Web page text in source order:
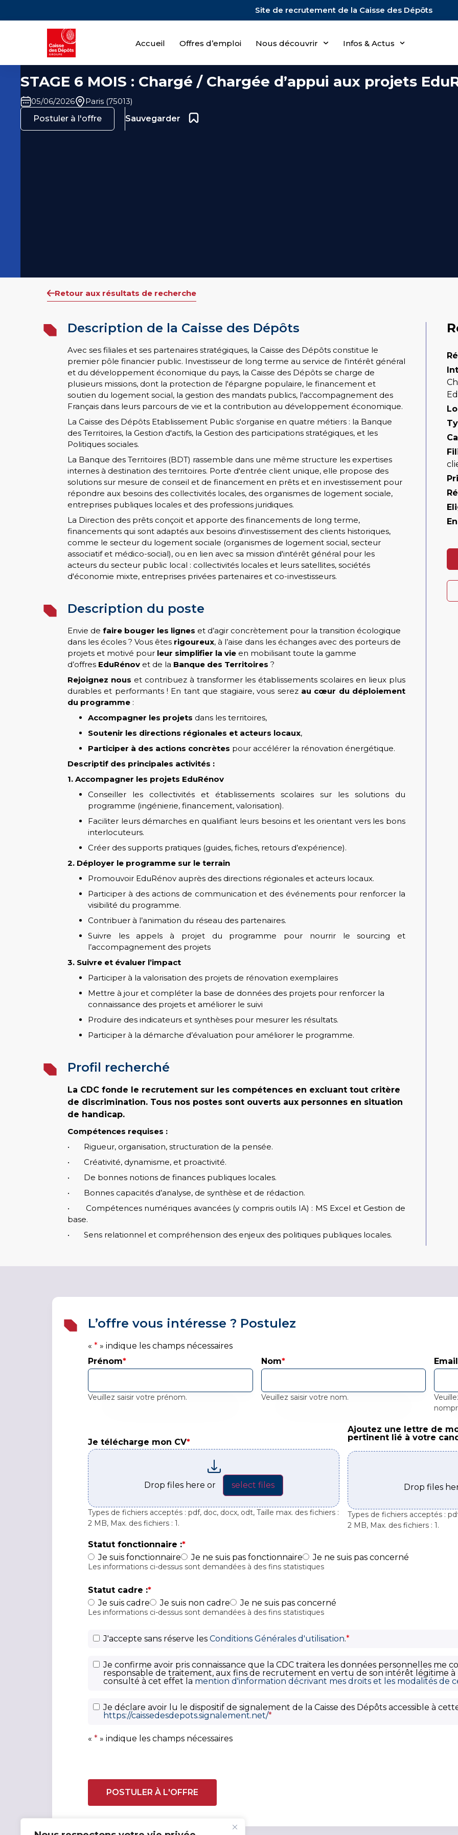
Site de recrutement de la Caisse des Dépôts
Accueil Offres d’emploi Nous découvrir Infos & Actus
STAGE 6 MOIS : Chargé / Chargée d’appui aux projets
05/06/2026
Paris (75013)
Postuler à l'offre
Sauvegarder Ajouter aux favoris
Retour aux résultats de recherche
Description de la Caisse des Dépôts
Avec ses filiales et ses partenaires stratégiques, la Caisse des Dépôts constitue le
premier pôle financier public. Investisseur de long terme au service de l'intérêt général
et du développement économique du pays, la Caisse des Dépôts se charge de
plusieurs missions, dont la protection de l'épargne populaire, le financement et
soutien du logement social, la gestion des mandats publics, l'accompagnement des
Français dans leurs parcours de vie et la contribution au développement économique.
La Caisse des Dépôts Etablissement Public s'organise en quatre métiers : la Banque
des Territoires, la Gestion d'actifs, la Gestion des participations stratégiques, et les
Politiques sociales.
La Banque des Territoires (BDT) rassemble dans une même structure les expertises
internes à destination des territoires. Porte d'entrée client unique, elle propose des
solutions sur mesure de conseil et de financement en prêts et en investissement pour
répondre aux besoins des collectivités locales, des organismes de logement sociale,
entreprises publiques locales et des professions juridiques.
La Direction des prêts conçoit et apporte des financements de long terme,
financements qui sont adaptés aux besoins d'investissement des clients historiques,
comme le secteur du logement sociale (organismes de logement social, secteur
associatif et médico-social), ou en lien avec sa mission d'intérêt général pour les
acteurs du secteur public local : collectivités locales et leurs satellites, sociétés
d'économie mixte, entreprises privées partenaires et co-investisseurs.
Description du poste
Envie de faire bouger les lignes et d’agir concrètement pour la transition écologique
dans les écoles ? Vous êtes rigoureux, à l’aise dans les échanges avec des porteurs de
projets et motivé pour leur simplifier la vie en mobilisant toute la gamme
d’offres EduRénov et de la Banque des Territoires ?
Rejoignez nous et contribuez à transformer les établissements scolaires en lieux plus
durables et performants ! En tant que stagiaire, vous serez au cœur du déploiement
du programme :
Accompagner les projets dans les territoires,
Soutenir les directions régionales et acteurs locaux,
Participer à des actions concrètes pour accélérer la rénovation énergétique.
Descriptif des principales activités :
1. Accompagner les projets EduRénov
Conseiller les collectivités et établissements scolaires sur les solutions du
programme (ingénierie, financement, valorisation).
Faciliter leurs démarches en qualifiant leurs besoins et les orientant vers les bons
interlocuteurs.
Créer des supports pratiques (guides, fiches, retours d’expérience).
2. Déployer le programme sur le terrain
Promouvoir EduRénov auprès des directions régionales et acteurs locaux.
Participer à des actions de communication et des événements pour renforcer la
visibilité du programme.
Contribuer à l’animation du réseau des partenaires.
Suivre les appels à projet du programme pour nourrir le sourcing et
l’accompagnement des projets
3. Suivre et évaluer l’impact
Participer à la valorisation des projets de rénovation exemplaires
Mettre à jour et compléter la base de données des projets pour renforcer la
connaissance des projets et améliorer le suivi
Produire des indicateurs et synthèses pour mesurer les résultats.
Participer à la démarche d’évaluation pour améliorer le programme.
Profil recherché
La CDC fonde le recrutement sur les compétences en excluant tout critère
de discrimination. Tous nos postes sont ouverts aux personnes en situation
de handicap.
Compétences requises :
• Rigueur, organisation, structuration de la pensée.
• Créativité, dynamisme, et proactivité.
• De bonnes notions de finances publiques locales.
• Bonnes capacités d’analyse, de synthèse et de rédaction.
• Compétences numériques avancées (y compris outils IA) : MS Excel et Gestion de
base.
• Sens relationnel et compréhension des enjeux des politiques publiques locales.
L’offre vous intéresse ? Postulez
« * » indique les champs nécessaires
Prénom*
Veuillez saisir votre prénom.
Nom*
Veuillez saisir votre nom.
Email
Je télécharge mon CV*
Drop files here or select files
Types de fichiers acceptés : pdf, doc, docx, odt, Taille max. des fichiers :
2 MB, Max. des fichiers : 1.
Ajoutez une lettre de
Ajoutez une lettre de
pertinent lié à votre
Drop files
Types de fichiers acceptés :
2 MB, Max. des fichiers : 1.
Statut fonctionnaire :*
Je suis fonctionnaire
Je ne suis pas fonctionnaire Je ne suis pas concerné
Les informations ci-dessus sont demandées à des fins statistiques
Statut cadre :*
Je suis cadre
Je suis non cadre Je ne suis pas concerné
Les informations ci-dessus sont demandées à des fins statistiques
C
U
J'accepte sans réserve les Conditions Générales d'utilisation.*
c
n
Je confirme avoir pris connaissance que la CDC traitera les données personnelles me
responsable de traitement, aux fins de recrutement en vertu de son intérêt légitime
consulté à cet effet la mention d'information décrivant mes droits et les modalités de
D
p
i
i
Je déclare avoir lu le dispositif de signalement de la Caisse des Dépôts accessible à
https://caissedesdepots.signalement.net/*
« * » indique les champs nécessaires